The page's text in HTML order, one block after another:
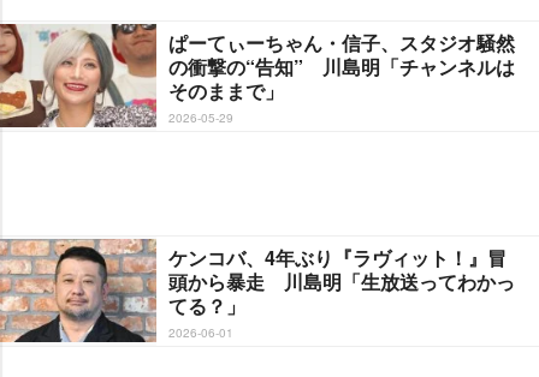
ぱーてぃーちゃん・信子、スタジオ騒然
の衝撃の“告知” 川島明「チャンネルは
そのままで」
2026-05-29
ケンコバ、4年ぶり『ラヴィット！』冒
頭から暴走 川島明「生放送ってわかっ
てる？」
2026-06-01